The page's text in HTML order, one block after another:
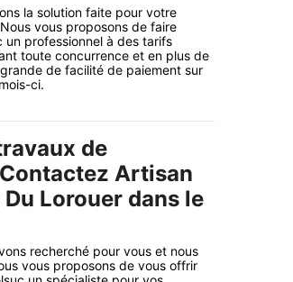
la solution faite pour votre
vous proposons de faire
professionnel à des tarifs
toute concurrence et en plus de
de facilité de paiement sur
ci.
de
Artisan
Lorouer dans le
recherché pour vous et nous
vous proposons de vous offrir